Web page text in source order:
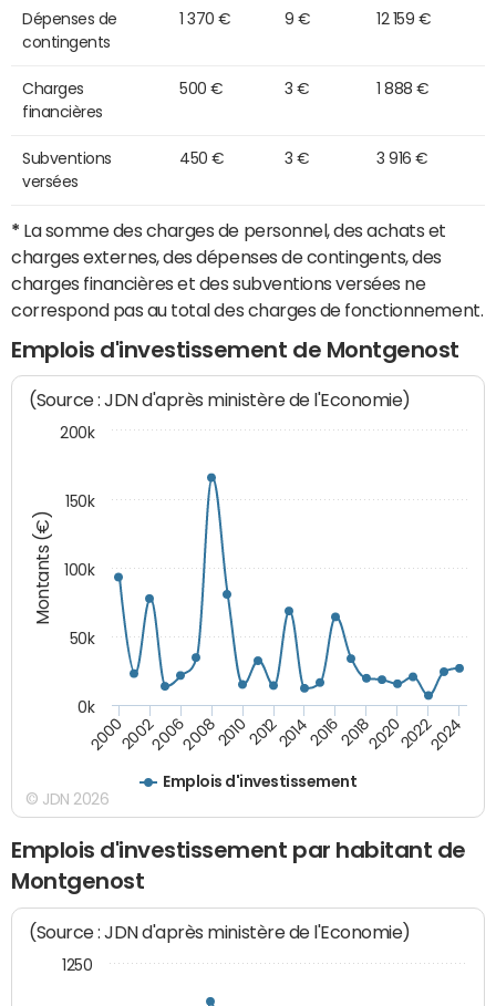
Dépenses de
contingents
1 370 € 9 € 12 159 €
Charges
financières
500 € 3 € 1 888 €
Subventions
versées
450 € 3 € 3 916 €
* La somme des charges de personnel, des achats et
charges externes, des dépenses de contingents, des
charges financières et des subventions versées ne
correspond pas au total des charges de fonctionnement.
Emplois d'investissement de Montgenost
Montants (€)
(Source : JDN d'après ministère de l'Economie)
Emplois d'investissement
200020022006200820102012201420162018202020222024
0k
50k
100k
150k
200k
© JDN 2026
Emplois d'investissement par habitant de
Montgenost
(Source : JDN d'après ministère de l'Economie)
1250